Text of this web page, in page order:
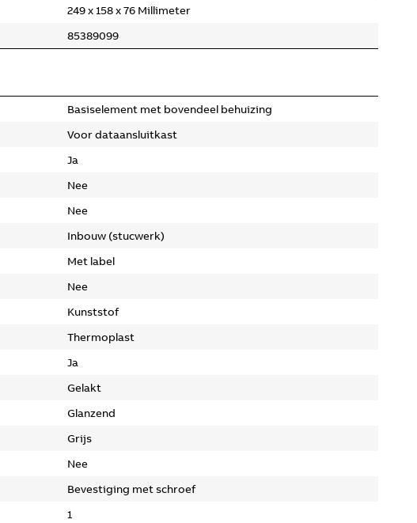
249 x 158 x 76 Millimeter
85389099
Basiselement met bovendeel behuizing
Voor dataansluitkast
Ja
Nee
Nee
Inbouw (stucwerk)
Met label
Nee
Kunststof
Thermoplast
Ja
Gelakt
Glanzend
Grijs
Nee
Bevestiging met schroef
1